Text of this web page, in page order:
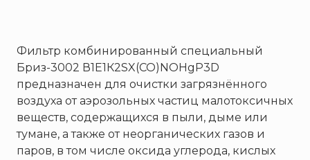
Бриз-Кама
Диапазон+
Ермак
ЕСО
ИВС-Сигналспецавтоматика
ИНЕЙ
Фильтр комбинированный специальный
Бриз-3002 В1Е1К2SX(CO)NOHgР3D
предназначен для очистки загрязнённого
воздуха от аэрозольных частиц малотоксичных
веществ, содержащихся в пыли, дыме или
тумане, а также от неорганических газов и
паров, в том числе оксида углерода, кислых